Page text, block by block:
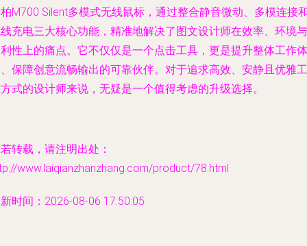
M700 Silent多模式无线鼠标，通过整合静音微动、多模连接
充电三大核心功能，精准地解决了图文设计师在效率、环境与
性上的痛点。它不仅仅是一个点击工具，更是提升整体工作体
保障创意流畅输出的可靠伙伴。对于追求高效、安静且优雅工
式的设计师来说，无疑是一个值得考虑的升级选择。
转载，请注明出处：
www.laiqianzhanzhang.com/product/78.html
时间：2026-08-06 17:50:05